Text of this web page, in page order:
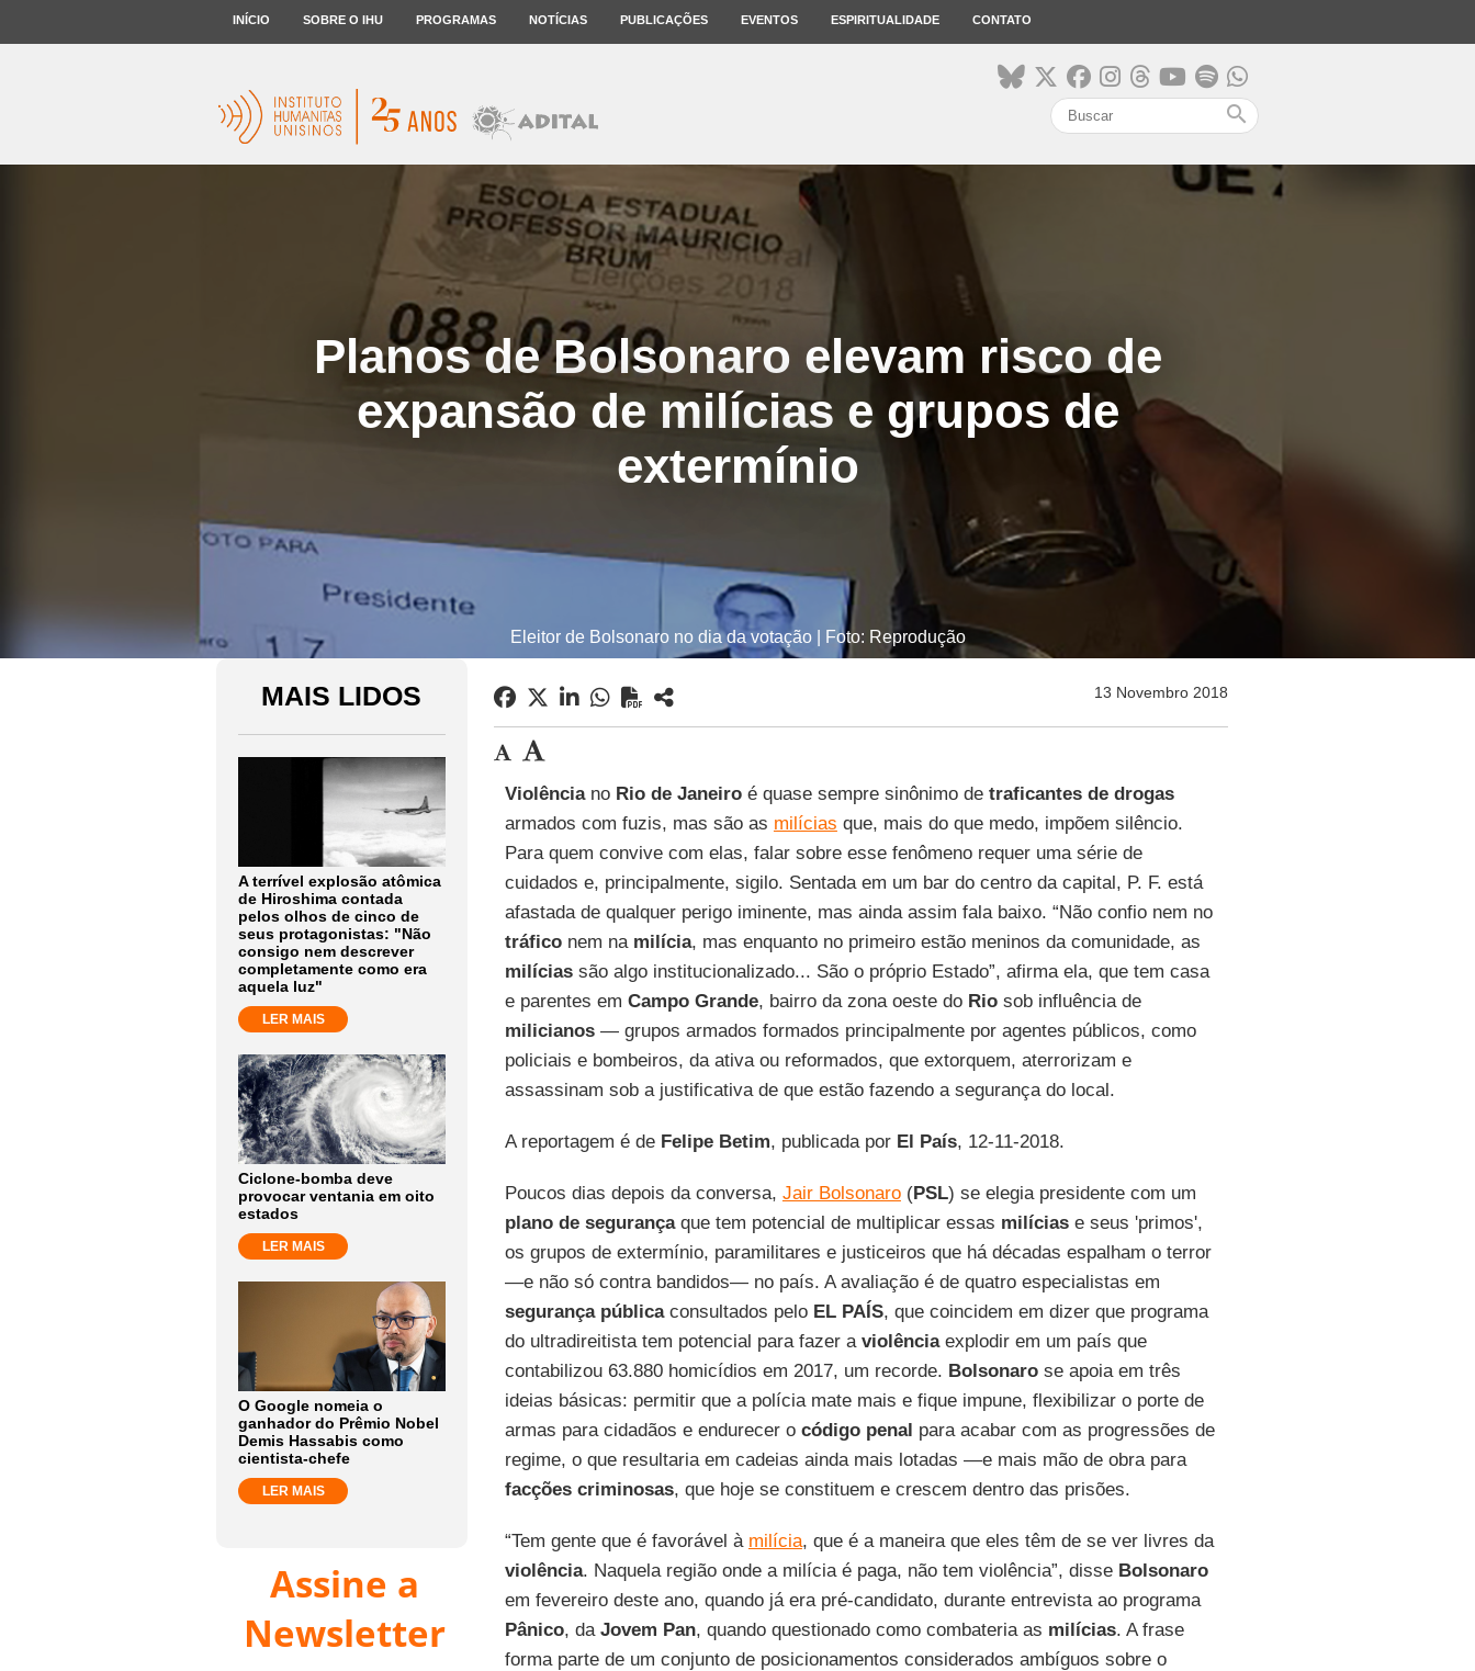
INÍCIO SOBRE O IHU PROGRAMAS NOTÍCIAS PUBLICAÇÕES EVENTOS ESPIRITUALIDADE CONTATO
search
Planos de Bolsonaro elevam risco de
expansão de milícias e grupos de
extermínio
Eleitor de Bolsonaro no dia da votação | Foto: Reprodução
MAIS LIDOS
A terrível explosão atômica
de Hiroshima contada
pelos olhos de cinco de
seus protagonistas: "Não
consigo nem descrever
completamente como era
aquela luz"
LER MAIS
Ciclone-bomba deve
provocar ventania em oito
estados
LER MAIS
O Google nomeia o
ganhador do Prêmio Nobel
Demis Hassabis como
cientista-chefe
LER MAIS
Assine a
Newsletter
13 Novembro 2018
Violênciano Rio de Janeiroé quase sempre sinônimo de traficantes de drogas
armados com fuzis, mas são as milícias que, mais do que medo, impõem silêncio.
Para quem convive com elas, falar sobre esse fenômeno requer uma série de
cuidados e, principalmente, sigilo. Sentada em um bar do centro da capital, P. F. está
afastada de qualquer perigo iminente, mas ainda assim fala baixo. “Não confio nem no
tráficonem na milícia, mas enquanto no primeiro estão meninos da comunidade, as
milíciassão algo institucionalizado... São o próprio Estado”, afirma ela, que tem casa
e parentes em Campo Grande, bairro da zona oeste do Riosob influência de
milicianos— grupos armados formados principalmente por agentes públicos, como
policiais e bombeiros, da ativa ou reformados, que extorquem, aterrorizam e
assassinam sob a justificativa de que estão fazendo a segurança do local.
A reportagem é de Felipe Betim, publicada por El País, 12-11-2018.
Poucos dias depois da conversa, Jair Bolsonaro(PSL) se elegia presidente com um
plano de segurançaque tem potencial de multiplicar essas milíciase seus 'primos',
os grupos de extermínio, paramilitares e justiceiros que há décadas espalham o terror
—e não só contra bandidos— no país. A avaliação é de quatro especialistas em
segurança públicaconsultados pelo EL PAÍS, que coincidem em dizer que programa
do ultradireitista tem potencial para fazer a violênciaexplodir em um país que
contabilizou 63.880 homicídios em 2017, um recorde. Bolsonarose apoia em três
ideias básicas: permitir que a polícia mate mais e fique impune, flexibilizar o porte de
armas para cidadãos e endurecer o código penal para acabar com as progressões de
regime, o que resultaria em cadeias ainda mais lotadas —e mais mão de obra para
facções criminosas, que hoje se constituem e crescem dentro das prisões.
“Tem gente que é favorável à milícia, que é a maneira que eles têm de se ver livres da
violência. Naquela região onde a milícia é paga, não tem violência”, disse Bolsonaro
em fevereiro deste ano, quando já era pré-candidato, durante entrevista ao programa
Pânico, daJovem Pan, quando questionado como combateria as milícias. A frase
forma parte de um conjunto de posicionamentos considerados ambíguos sobre o